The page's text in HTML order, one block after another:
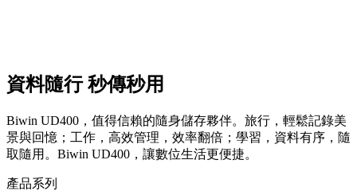
資料隨行 秒傳秒用
Biwin UD400，值得信賴的隨身儲存夥伴。旅行，輕鬆記錄美
景與回憶；工作，高效管理，效率翻倍；學習，資料有序，隨
取隨用。Biwin UD400，讓數位生活更便捷。
產品系列